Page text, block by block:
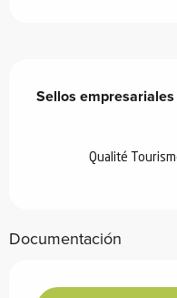
Sellos empresariales
Sellos empresariales
Qualité
Documentación